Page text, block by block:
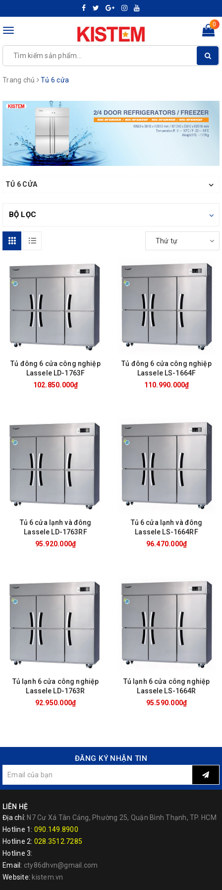
Toggle
0
Trang chủ Tủ 6 cửa
TỦ 6 CỬA
BỘ LỌC
Thứ tự
Tủ đông 6 cửa công nghiệp
Lassele LD-1763F
102.850.000₫
Tủ đông 6 cửa công nghiệp
Lassele LS-1664F
110.990.000₫
Tủ 6 cửa lạnh và đông
Lassele LD-1763RF
95.920.000₫
Tủ 6 cửa lạnh và đông
Lassele LS-1664RF
96.470.000₫
Tủ lạnh 6 cửa công nghiệp
Lassele LD-1763R
92.950.000₫
Tủ lạnh 6 cửa công nghiệp
Lassele LS-1664R
95.590.000₫
ĐĂNG KÝ NHẬN TIN
LIÊN HỆ
Địa chỉ: N7 Cư Xá Tân Cảng, Phường 25, Quận Bình Thạnh, TP. HCM
Hotline 1: 090.149.8900
Hotline 2: 028.3512.7285
Hotline 3:
Email: cty86dhvn@gmail.com
Website: kistem.vn